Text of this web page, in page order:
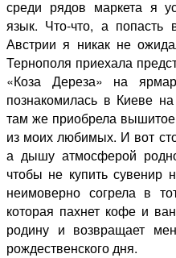
среди рядов маркета я
язык. Что-что, а попасть
Австрии я никак не
Тернополя приехала
«Коза Дереза» на
познакомилась в Киеве
там же приобрела вышитое
из моих любимых. И вот
а дышу атмосферой
чтобы не купить сувенир
неимоверно согрела в
которая пахнет кофе и
родину и возвращает
рождественского дня.